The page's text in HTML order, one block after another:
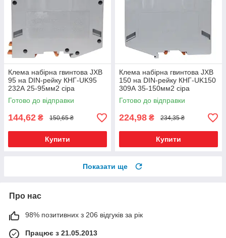
Клема набірна гвинтова JXB
95 на DIN-рейку КНГ-UK95
232А 25-95мм2 сіра
Готово до відправки
144,62 ₴ 150,65 ₴
Купити
Клема набірна гвинтова JXB
150 на DIN-рейку КНГ-UK150
309А 35-150мм2 сіра
Готово до відправки
224,98 ₴ 234,35 ₴
Купити
Показати ще
Про нас
98% позитивних з 206 відгуків за рік
Працює з 21.05.2013